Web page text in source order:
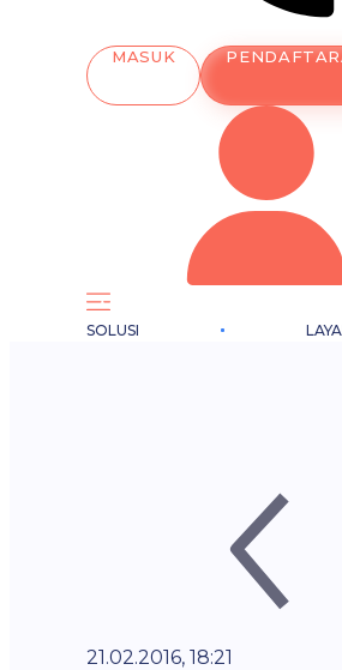
MASUK
SOLUSI
21.02.2016, 18:21